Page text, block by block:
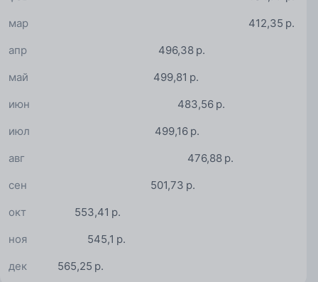
412,35 р.
мар
496,38 р.
апр
499,81 р.
май
483,56 р.
июн
499,16 р.
июл
476,88 р.
авг
501,73 р.
сен
553,41 р.
окт
545,1 р.
ноя
565,25 р.
дек